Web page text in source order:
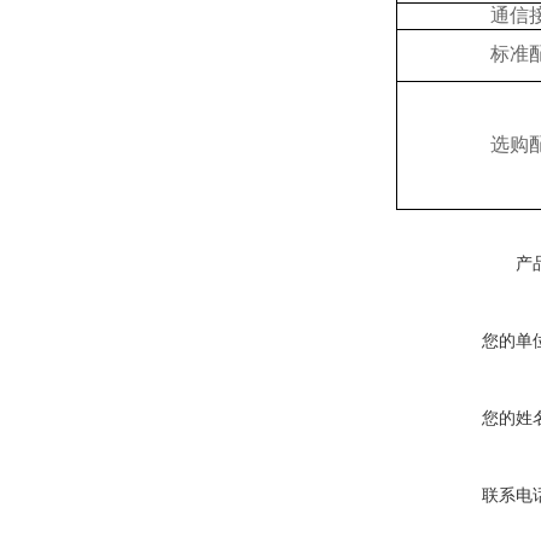
通信
标准
选购
产
您的单
您的姓
联系电